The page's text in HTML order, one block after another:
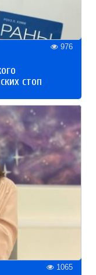
976
стоп
1065